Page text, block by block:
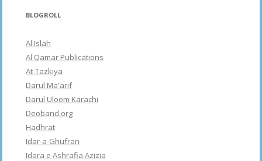
BLOGROLL
Al Islah
Al Qamar Publications
At-Tazkiya
Darul Ma'arif
Darul Uloom Karachi
Deoband.org
Hadhrat
Idar-a-Ghufran
Idara e Ashrafia Azizia